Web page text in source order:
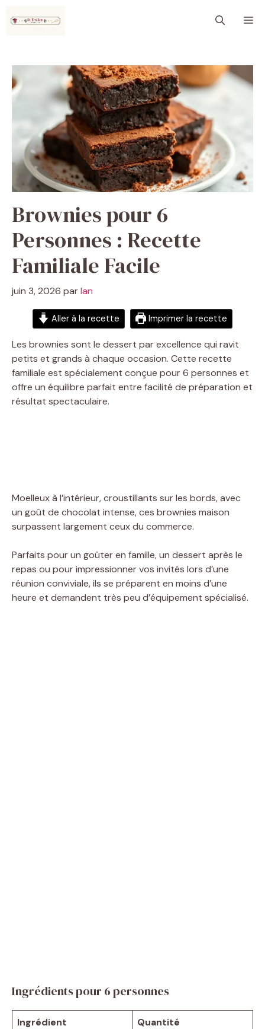
Brownies pour 6
Personnes : Recette
Familiale Facile
juin 3, 2026 parIan
Aller à la recette Imprimer la recette
Les brownies sont le dessert par excellence qui ravit
petits et grands à chaque occasion. Cette recette
familiale est spécialement conçue pour 6 personnes et
offre un équilibre parfait entre facilité de préparation et
résultat spectaculaire.
Moelleux à l’intérieur, croustillants sur les bords, avec
un goût de chocolat intense, ces brownies maison
surpassent largement ceux du commerce.
Parfaits pour un goûter en famille, un dessert après le
repas ou pour impressionner vos invités lors d’une
réunion conviviale, ils se préparent en moins d’une
heure et demandent très peu d’équipement spécialisé.
Ingrédients pour 6 personnes
Ingrédient Quantité